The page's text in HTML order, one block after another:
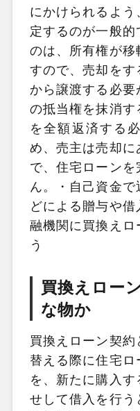
にかけられるよ
定するのが一般的
のは、所有権が移
すので、売却をす
から譲渡する必要
の抵当権を抹消す
を全額返済する
め、売主は売却
で、住宅ローン
ん。・自己資金
どによる贈与や
融機関に買換えロ
う
買換えロー
な物か
買換えローン契
替える際に住宅
を、新たに購入
せして借入を行う